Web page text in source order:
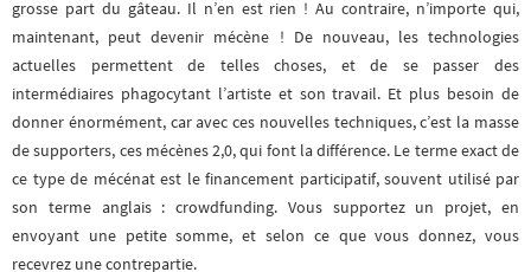
grosse part du gâteau. Il n’en est rien ! Au contraire, n’importe qui,
maintenant, peut devenir mécène ! De nouveau, les technologies
actuelles permettent de telles choses, et de se passer des
intermédiaires phagocytant l’artiste et son travail. Et plus besoin de
donner énormément, car avec ces nouvelles techniques, c’est la masse
de supporters, ces mécènes 2,0, qui font la différence. Le terme exact de
ce type de mécénat est le financement participatif, souvent utilisé par
son terme anglais : crowdfunding. Vous supportez un projet, en
envoyant une petite somme, et selon ce que vous donnez, vous
recevrez une contrepartie.